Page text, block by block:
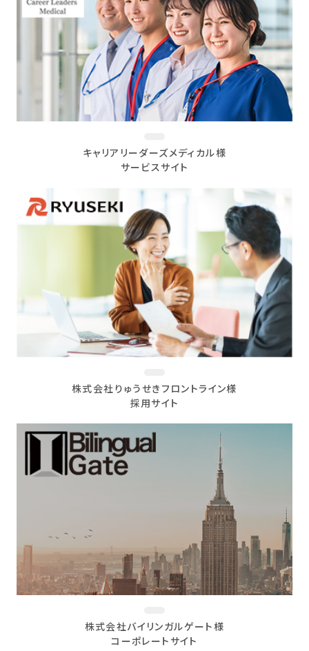
キャリアリーダーズメディカル様
サービスサイト
株式会社りゅうせきフロントライン様
採用サイト
株式会社バイリンガルゲート様
コーポレートサイト